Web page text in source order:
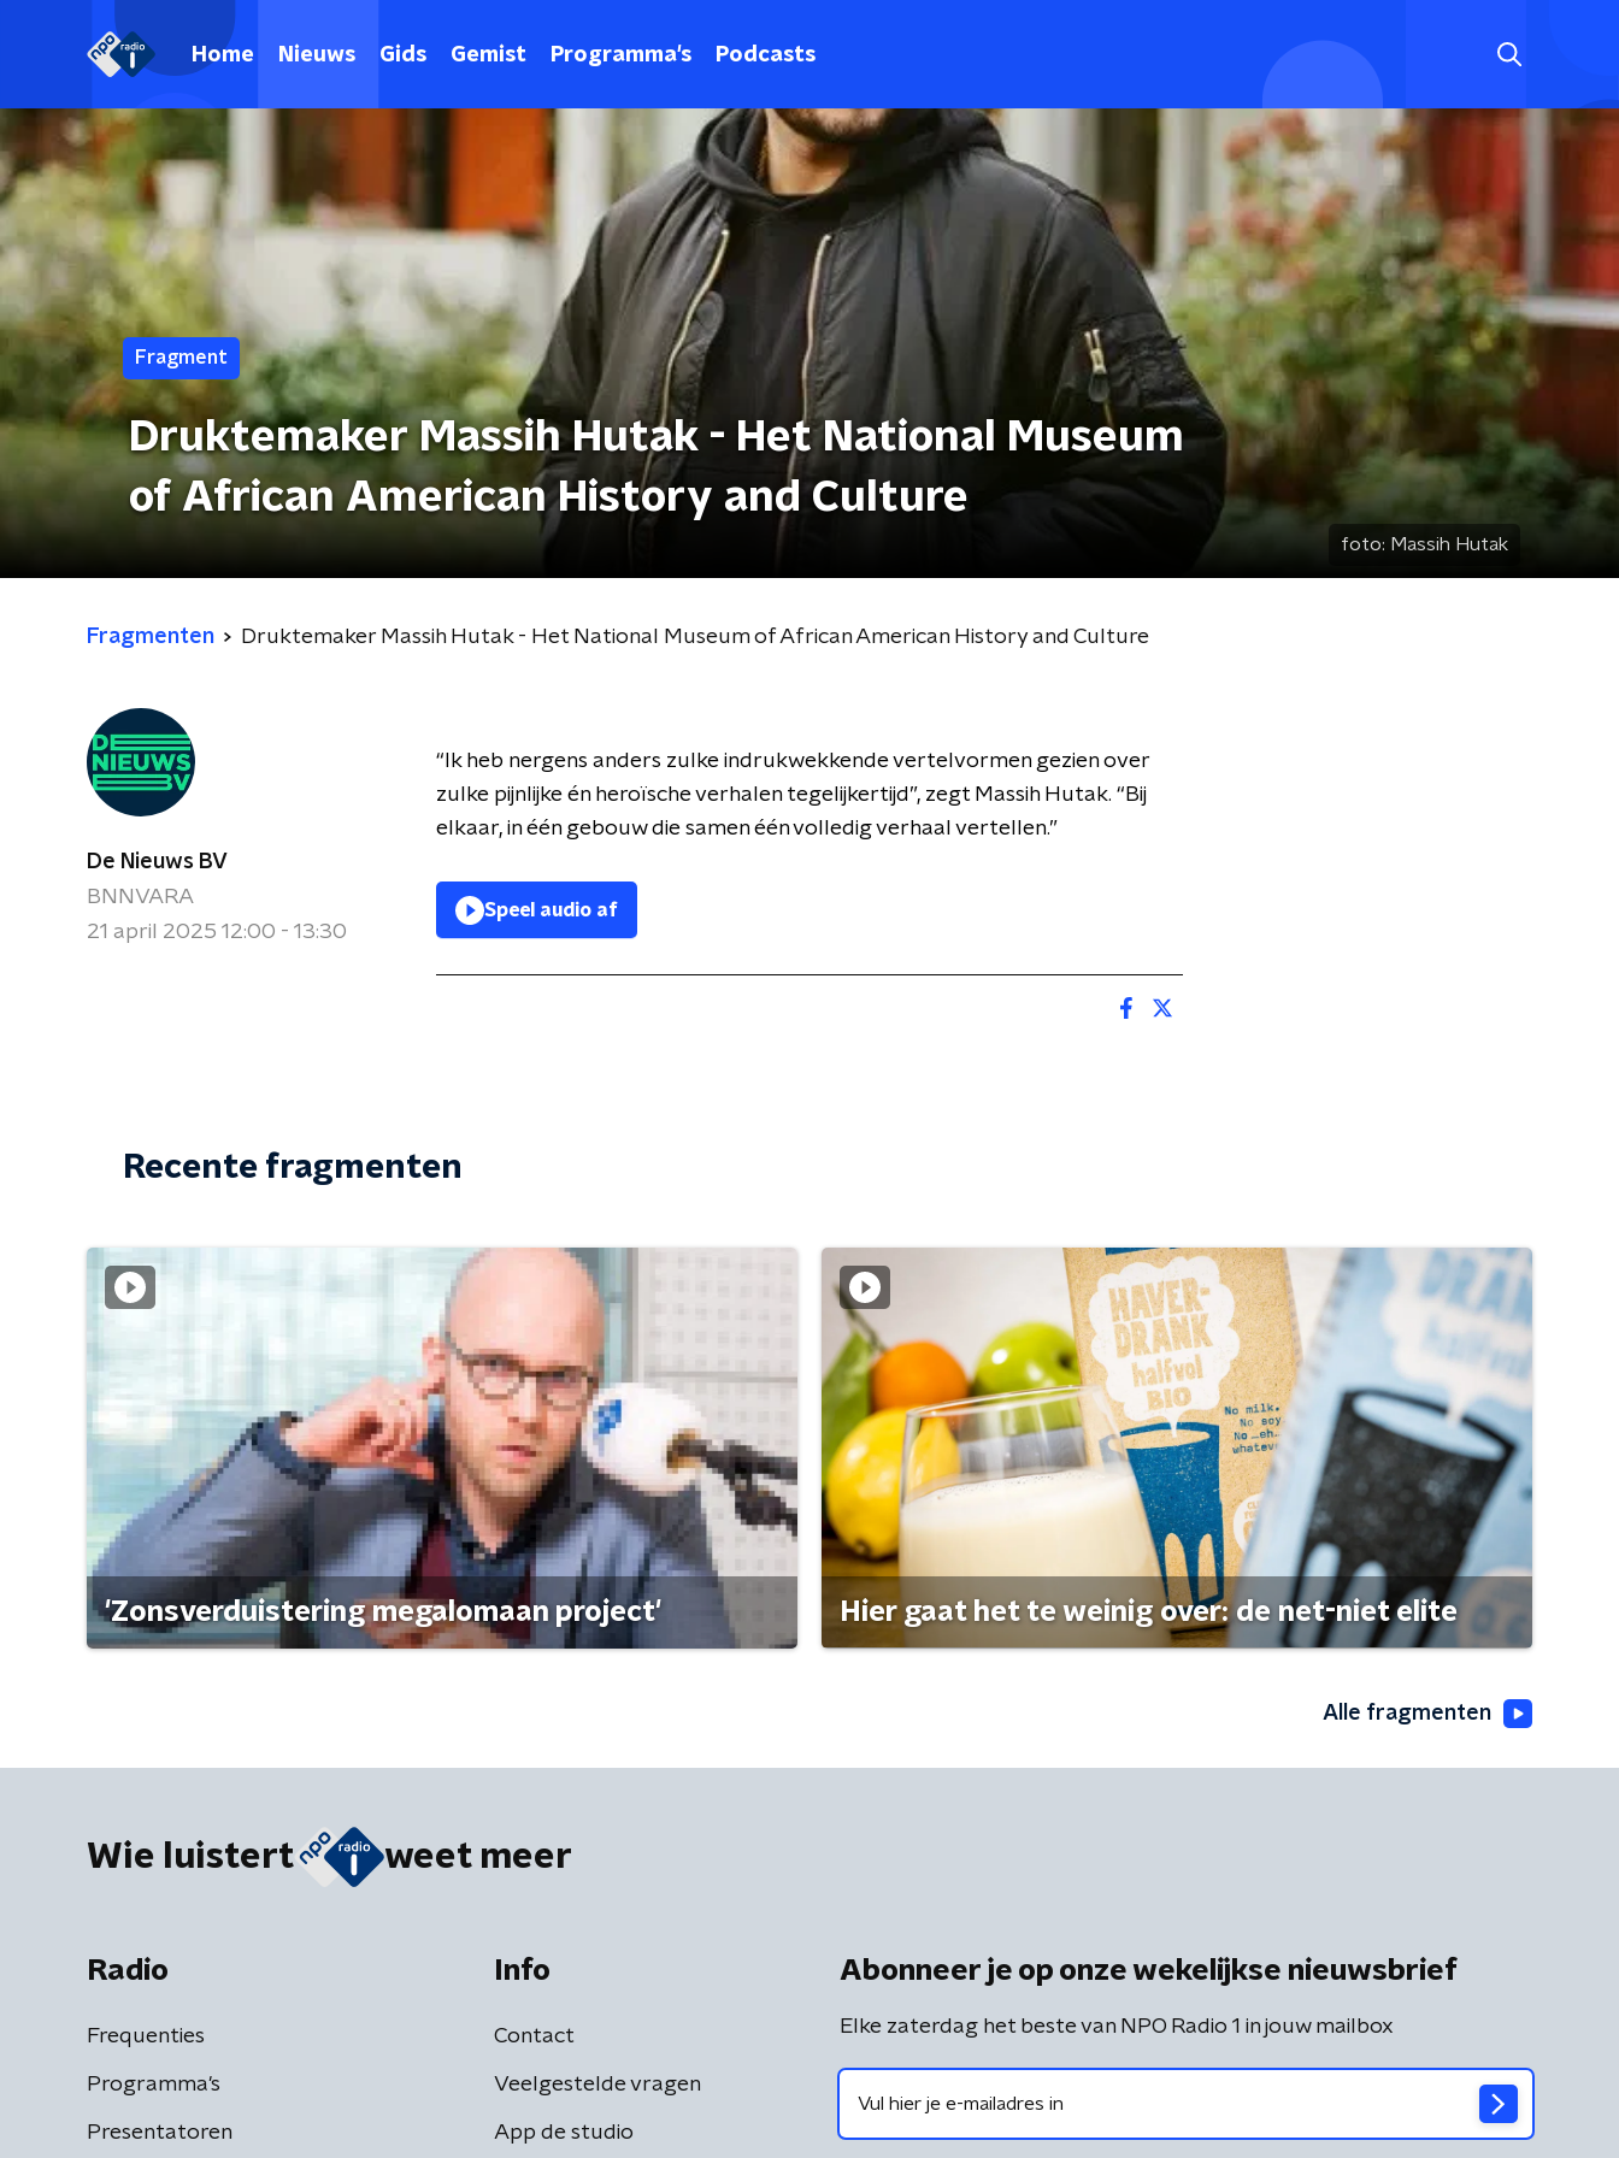
Home Nieuws Gids Gemist Programma's Podcasts
Fragment
Druktemaker Massih Hutak - Het National Museum
of African American History and Culture
foto: Massih Hutak
Fragmenten Druktemaker Massih Hutak - Het National Museum of African American History and Culture
De Nieuws BV
BNNVARA
21 april 2025 12:00 - 13:30
“Ik heb nergens anders zulke indrukwekkende vertelvormen gezien over
zulke pijnlijke én heroïsche verhalen tegelijkertijd”, zegt Massih Hutak. “Bij
elkaar, in één gebouw die samen één volledig verhaal vertellen.”
Speel audio af
Recente fragmenten
'Zonsverduistering megalomaan project' Hier gaat het te weinig over: de net-niet elite
Alle fragmenten
Wie luistert weet meer
Radio
Frequenties
Programma's
Presentatoren
Info
Contact
Veelgestelde vragen
App de studio
Abonneer je op onze wekelijkse nieuwsbrief
Elke zaterdag het beste van NPO Radio 1 in jouw mailbox